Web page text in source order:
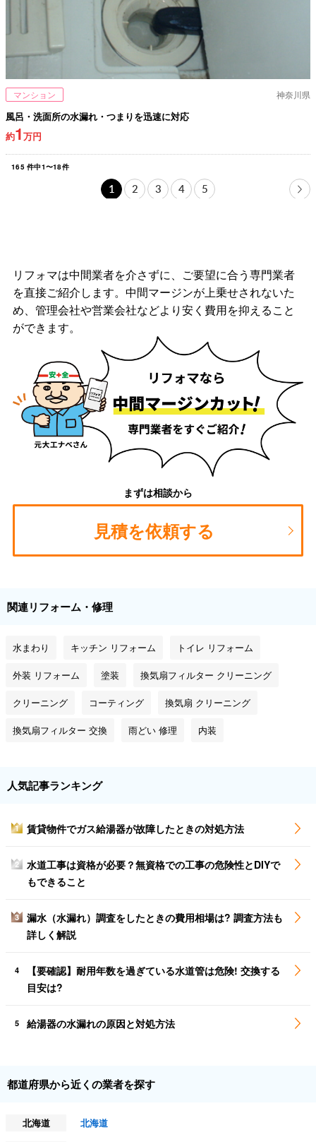
マンション 神奈川県
風呂・洗面所の水漏れ・つまりを迅速に対応
約1万円
165件中1〜18件
1 2 3 4 5
リフォマは中間業者を介さずに、ご要望に合う専門業者
を直接ご紹介します。中間マージンが上乗せされないた
め、管理会社や営業会社などより安く費用を抑えること
ができます。
まずは相談から
見積を依頼する
関連リフォーム・修理
水まわり キッチン リフォーム トイレ リフォーム
外装 リフォーム 塗装 換気扇フィルター クリーニング
クリーニング コーティング 換気扇 クリーニング
換気扇フィルター 交換 雨どい 修理 内装
人気記事ランキング
1 賃貸物件でガス給湯器が故障したときの対処方法
2
水道工事は資格が必要？無資格での工事の危険性とDIYで
もできること
3
漏水（水漏れ）調査をしたときの費用相場は? 調査方法も
詳しく解説
4
【要確認】耐用年数を過ぎている水道管は危険! 交換する
目安は?
5 給湯器の水漏れの原因と対処方法
都道府県から近くの業者を探す
北海道
北海道